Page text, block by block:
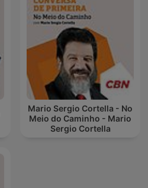
Mario Sergio Cortella - No
Meio do Caminho - Mario
Sergio Cortella